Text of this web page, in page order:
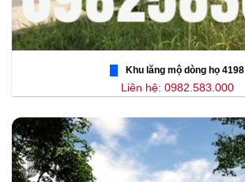
Khu lăng mộ dòng họ 4198
Liên hệ: 0982.583.000